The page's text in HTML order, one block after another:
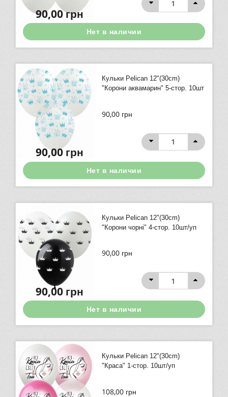
90,00грн
Нет в наличии
Кульки Pelican 12"(30сm)
"Корони аквамарин" 5-стор. 10шт
90,00 грн
90,00грн
Нет в наличии
Кульки Pelican 12"(30сm)
"Корони чорні" 4-стор. 10шт/уп
90,00 грн
90,00грн
Нет в наличии
Кульки Pelican 12"(30сm)
"Краса" 1-стор. 10шт/уп
108,00 грн